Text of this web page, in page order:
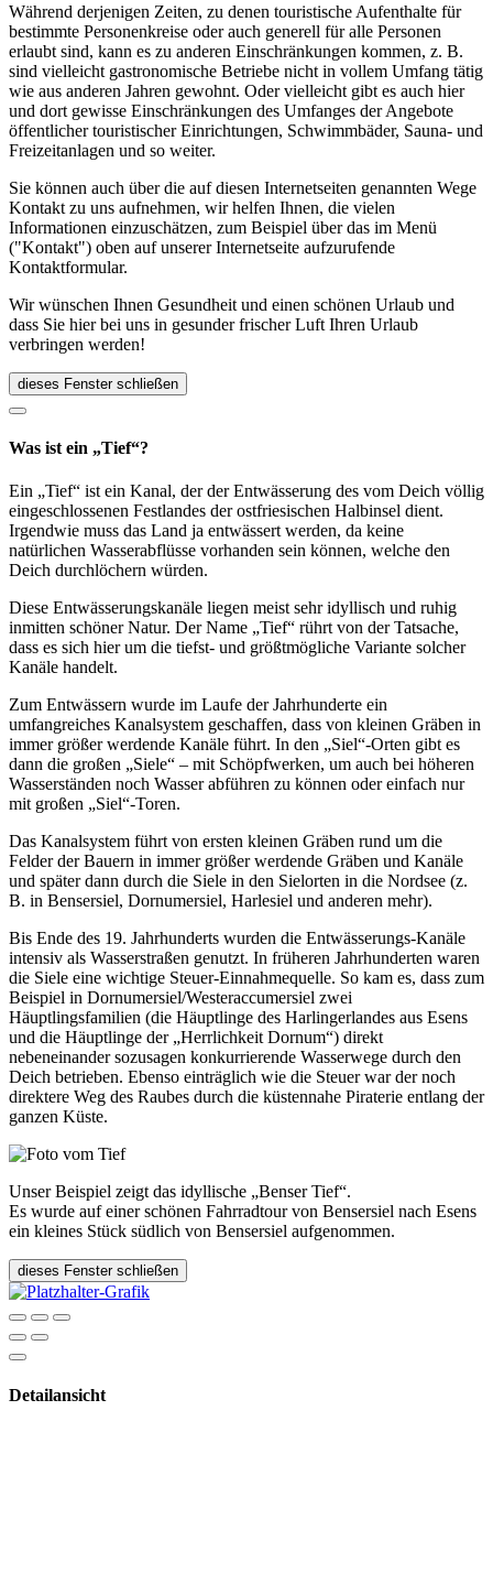
Während derjenigen Zeiten, zu denen touristische Aufenthalte für
bestimmte Personenkreise oder auch generell für alle Personen
erlaubt sind, kann es zu anderen Einschränkungen kommen, z. B.
sind vielleicht gastronomische Betriebe nicht in vollem Umfang tätig
wie aus anderen Jahren gewohnt. Oder vielleicht gibt es auch hier
und dort gewisse Einschränkungen des Umfanges der Angebote
öffentlicher touristischer Einrichtungen, Schwimmbäder, Sauna- und
Freizeitanlagen und so weiter.
Sie können auch über die auf diesen Internetseiten genannten Wege
Kontakt zu uns aufnehmen, wir helfen Ihnen, die vielen
Informationen einzuschätzen, zum Beispiel über das im Menü
("Kontakt") oben auf unserer Internetseite aufzurufende
Kontaktformular.
Wir wünschen Ihnen Gesundheit und einen schönen Urlaub und
dass Sie hier bei uns in gesunder frischer Luft Ihren Urlaub
verbringen werden!
dieses Fenster schließen
Was ist ein „Tief“?
Ein „Tief“ ist ein Kanal, der der Entwässerung des vom Deich völlig
eingeschlossenen Festlandes der ostfriesischen Halbinsel dient.
Irgendwie muss das Land ja entwässert werden, da keine
natürlichen Wasserabflüsse vorhanden sein können, welche den
Deich durchlöchern würden.
Diese Entwässerungskanäle liegen meist sehr idyllisch und ruhig
inmitten schöner Natur. Der Name „Tief“ rührt von der Tatsache,
dass es sich hier um die tiefst- und größtmögliche Variante solcher
Kanäle handelt.
Zum Entwässern wurde im Laufe der Jahrhunderte ein
umfangreiches Kanalsystem geschaffen, dass von kleinen Gräben in
immer größer werdende Kanäle führt. In den „Siel“-Orten gibt es
dann die großen „Siele“ – mit Schöpfwerken, um auch bei höheren
Wasserständen noch Wasser abführen zu können oder einfach nur
mit großen „Siel“-Toren.
Das Kanalsystem führt von ersten kleinen Gräben rund um die
Felder der Bauern in immer größer werdende Gräben und Kanäle
und später dann durch die Siele in den Sielorten in die Nordsee (z.
B. in Bensersiel, Dornumersiel, Harlesiel und anderen mehr).
Bis Ende des 19. Jahrhunderts wurden die Entwässerungs-Kanäle
intensiv als Wasserstraßen genutzt. In früheren Jahrhunderten waren
die Siele eine wichtige Steuer-Einnahmequelle. So kam es, dass zum
Beispiel in Dornumersiel/Westeraccumersiel zwei
Häuptlingsfamilien (die Häuptlinge des Harlingerlandes aus Esens
und die Häuptlinge der „Herrlichkeit Dornum“) direkt
nebeneinander sozusagen konkurrierende Wasserwege durch den
Deich betrieben. Ebenso einträglich wie die Steuer war der noch
direktere Weg des Raubes durch die küstennahe Piraterie entlang der
ganzen Küste.
Unser Beispiel zeigt das idyllische „Benser Tief“.
Es wurde auf einer schönen Fahrradtour von Bensersiel nach Esens
ein kleines Stück südlich von Bensersiel aufgenommen.
dieses Fenster schließen
Detailansicht